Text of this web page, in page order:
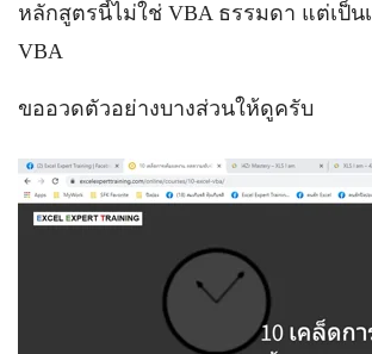
หลักสูตรนี้ไม่ใช่ VBA ธรรมดา แต่เป็น
VBA
ขออวดตัวอย่างบางส่วนให้ดูครับ